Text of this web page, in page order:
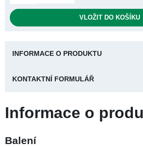
Doplněk stravy
Podporuje zdravé trávení. Kapky bez
333,00 Kč 370,00
ušetříte
Skladem, odesíláme ihned